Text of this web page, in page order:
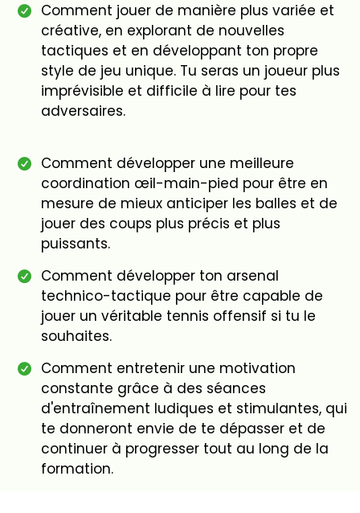
Comment jouer de manière plus variée et
créative, en explorant de nouvelles
tactiques et en développant ton propre
style de jeu unique. Tu seras un joueur plus
imprévisible et difficile à lire pour tes
adversaires.
Comment développer une meilleure
coordination œil-main-pied pour être en
mesure de mieux anticiper les balles et de
jouer des coups plus précis et plus
puissants.
Comment développer ton arsenal
technico-tactique pour être capable de
jouer un véritable tennis offensif si tu le
souhaites.
Comment entretenir une motivation
constante grâce à des séances
d'entraînement ludiques et stimulantes, qui
te donneront envie de te dépasser et de
continuer à progresser tout au long de la
formation.